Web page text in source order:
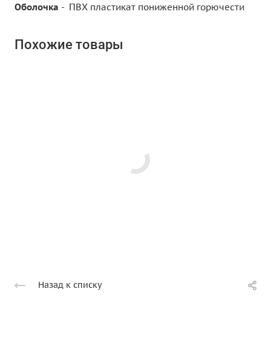
Оболочка - ПВХ пластикат пониженной горючести
Похожие товары
Назад к списку